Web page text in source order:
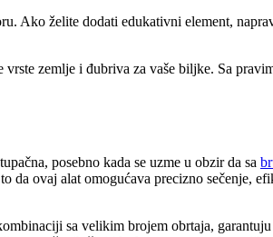
Ako želite dodati edukativni element,
zemlje i đubriva za vaše biljke. Sa
posebno kada se uzme u obzir da sa
ovaj alat omogućava precizno sečenje,
sa velikim brojem obrtaja,